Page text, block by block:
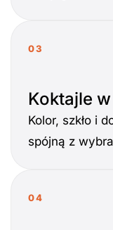
03
Koktajle
Kolor, szkło i
spójną z
04